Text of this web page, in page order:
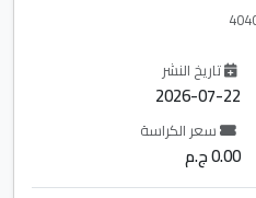
تاريخ النشر
2026-07-22
سعر الكراسة
0.00 ج.م